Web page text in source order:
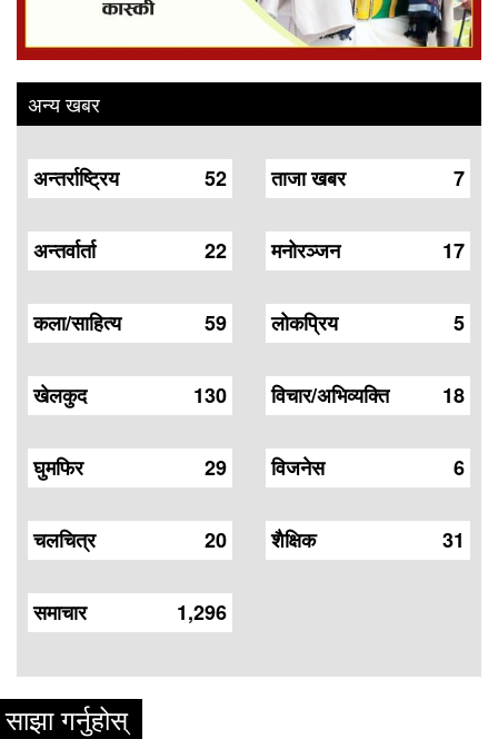
अन्य खबर
52
अन्तर्राष्ट्रिय
22
अन्तर्वार्ता
59
कला/साहित्य
130
खेलकुद
29
घुमफिर
20
चलचित्र
7
ताजा खबर
17
मनोरञ्जन
5
लोकप्रिय
18
विचार/अभिव्यक्ति
6
विजनेस
31
शैक्षिक
1,296
समाचार
साझा गर्नुहोस्